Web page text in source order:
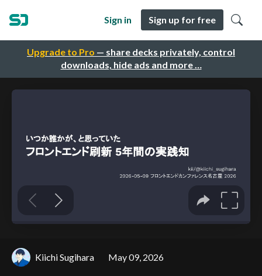
Upgrade to Pro — share decks privately, control
downloads, hide ads and more …
Sign in Sign up for free
Kiichi Sugihara May 09, 2026